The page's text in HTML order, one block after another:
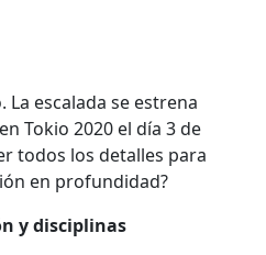
escalada se estrena
Tokio 2020 el día 3 de
todos los detalles para
en profundidad?
y disciplinas